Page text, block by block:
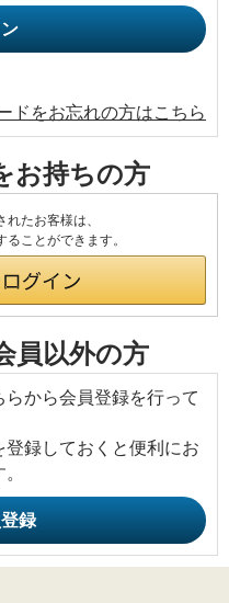
ドをお忘れの方はこちら
お持ちの方
たお客様は、
ことができます。
員以外の方
から会員登録を行って
登録しておくと便利にお